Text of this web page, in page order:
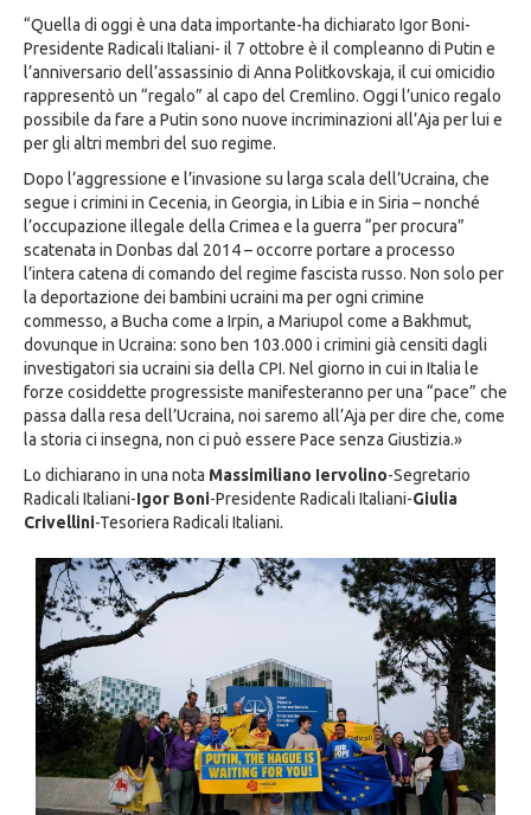
“Quella di oggi è una data importante-ha dichiarato Igor Boni-
Presidente Radicali Italiani- il 7 ottobre è il compleanno di Putin e
l’anniversario dell’assassinio di Anna Politkovskaja, il cui omicidio
rappresentò un “regalo” al capo del Cremlino. Oggi l’unico regalo
possibile da fare a Putin sono nuove incriminazioni all’Aja per lui e
per gli altri membri del suo regime.
Dopo l’aggressione e l’invasione su larga scala dell’Ucraina, che
segue i crimini in Cecenia, in Georgia, in Libia e in Siria – nonché
l’occupazione illegale della Crimea e la guerra “per procura”
scatenata in Donbas dal 2014 – occorre portare a processo
l’intera catena di comando del regime fascista russo. Non solo per
la deportazione dei bambini ucraini ma per ogni crimine
commesso, a Bucha come a Irpin, a Mariupol come a Bakhmut,
dovunque in Ucraina: sono ben 103.000 i crimini già censiti dagli
investigatori sia ucraini sia della CPI. Nel giorno in cui in Italia le
forze cosiddette progressiste manifesteranno per una “pace” che
passa dalla resa dell’Ucraina, noi saremo all’Aja per dire che, come
la storia ci insegna, non ci può essere Pace senza Giustizia.»
Lo dichiarano in una nota Massimiliano Iervolino-Segretario
Radicali Italiani-Igor Boni-Presidente Radicali Italiani-Giulia
Crivellini-Tesoriera Radicali Italiani.